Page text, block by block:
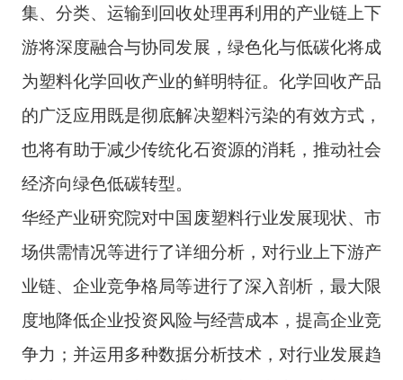
集、分类、运输到回收处理再利用的产业链上下
游将深度融合与协同发展，绿色化与低碳化将成
为塑料化学回收产业的鲜明特征。化学回收产品
的广泛应用既是彻底解决塑料污染的有效方式，
也将有助于减少传统化石资源的消耗，推动社会
经济向绿色低碳转型。
华经产业研究院对中国废塑料行业发展现状、市
场供需情况等进行了详细分析，对行业上下游产
业链、企业竞争格局等进行了深入剖析，最大限
度地降低企业投资风险与经营成本，提高企业竞
争力；并运用多种数据分析技术，对行业发展趋